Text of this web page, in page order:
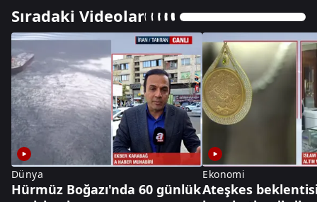
Sıradaki Videolar
Dünya
Hürmüz Boğazı'nda 60 günlük
Ekonomi
Ateşkes